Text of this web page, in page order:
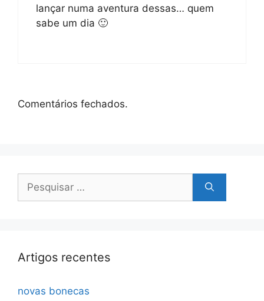
lançar numa aventura dessas… quem
sabe um dia 🙂
Comentários fechados.
Pesquisar
Artigos recentes
novas bonecas